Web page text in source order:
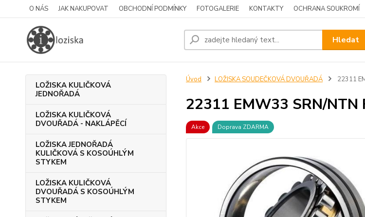
O NÁS JAK NAKUPOVAT OBCHODNÍ PODMÍNKY FOTOGALERIE KONTAKTY OCHRANA SOUKROMÍ
Hledat
LOŽISKA KULIČKOVÁ
JEDNOŘADÁ
LOŽISKA KULIČKOVÁ
DVOUŘADÁ - NAKLÁPĚCÍ
LOŽISKA JEDNOŘADÁ
KULIČKOVÁ S KOSOÚHLÝM
STYKEM
LOŽISKA KULIČKOVÁ
DVOUŘADÁ S KOSOÚHLÝM
STYKEM
Úvod LOŽISKA SOUDEČKOVÁ DVOUŘADÁ 22311
22311 EMW33 SRN/NTN
Akce Doprava ZDARMA